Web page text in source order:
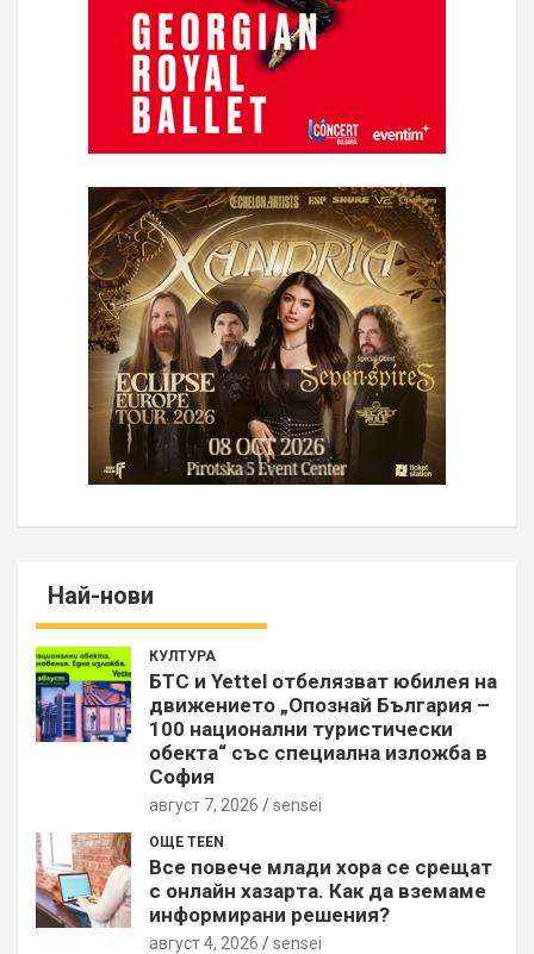
Най-нови
КУЛТУРА
БТС и Yettel отбелязват юбилея на
движението „Опознай България –
100 национални туристически
обекта“ със специална изложба в
София
август 7, 2026 sensei
ОЩЕ TEEN
Все повече млади хора се срещат
с онлайн хазарта. Как да вземаме
информирани решения?
август 4, 2026 sensei